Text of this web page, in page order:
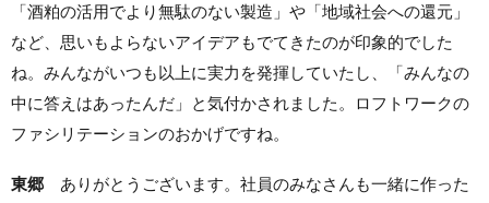
「酒粕の活用でより無駄のない製造」や「地域社会への還元」
など、思いもよらないアイデアもでてきたのが印象的でした
ね。みんながいつも以上に実力を発揮していたし、「みんなの
中に答えはあったんだ」と気付かされました。ロフトワークの
ファシリテーションのおかげですね。
東郷 ありがとうございます。社員のみなさんも一緒に作った